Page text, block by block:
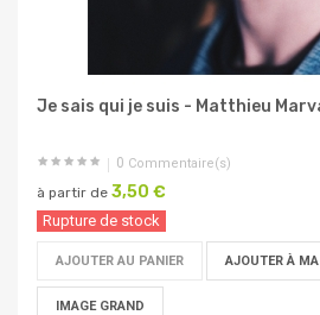
Je sais qui je suis - Matthieu
0 Commentaire(s)
à partir de 3,50 €
Rupture de stock
AJOUTER AU PANIER AJOUTER À
IMAGE GRAND